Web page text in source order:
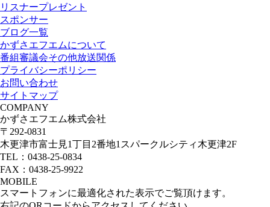
リスナープレゼント
スポンサー
ブログ一覧
かずさエフエムについて
番組審議会その他放送関係
プライバシーポリシー
お問い合わせ
サイトマップ
COMPANY
かずさエフエム株式会社
〒292-0831
木更津市富士見1丁目2番地1スパークルシティ木更津2F
TEL：0438-25-0834
FAX：0438-25-9922
MOBILE
スマートフォンに最適化された表示でご覧頂けます。